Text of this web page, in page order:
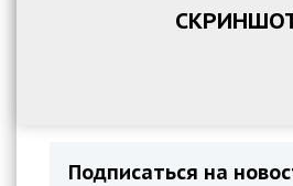
Подписаться на